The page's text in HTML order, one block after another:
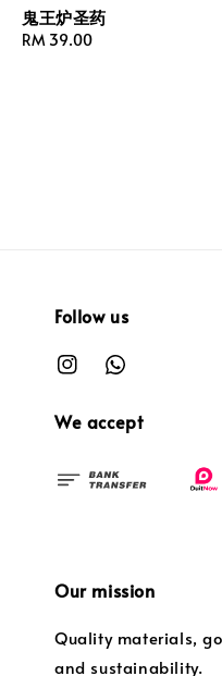
鬼王炉圣药
Regular
RM 39.00
Follow us
We accept
Our mission
Quality materials,
and sustainability.